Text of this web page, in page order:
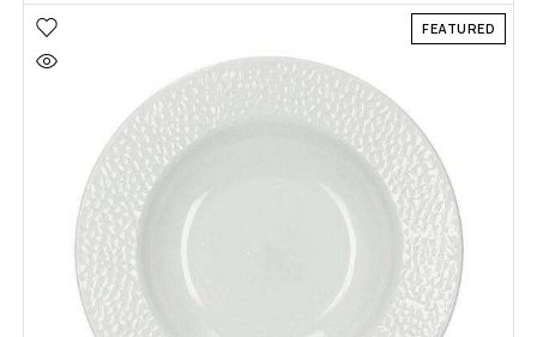
FEATURED